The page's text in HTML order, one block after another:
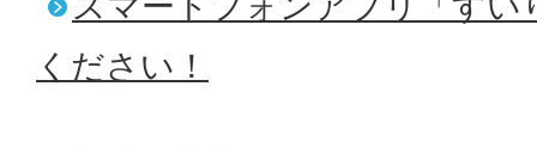
ください！